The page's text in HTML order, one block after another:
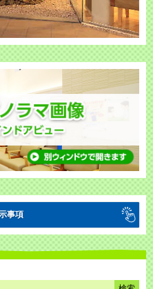
事項
付いたします。
説明の上、商品名ではなく一般名（有効成